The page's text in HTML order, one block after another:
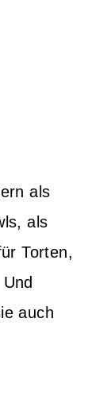
als
als
Torten,
auch